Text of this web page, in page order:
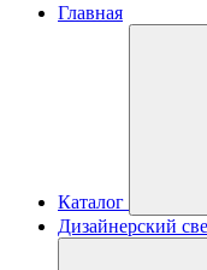
Главная
Каталог
Дизайнерский